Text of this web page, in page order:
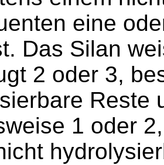
eine
Das Silan
2 oder 3,
Reste
1 oder